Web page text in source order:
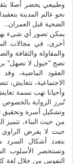
وطبيعي يحضر أصلا
نحو عالم المدينة
الضحية قبل العمران..
يمكن تصور أي شيء يهم
أخرى، في مجالات
والمقاولة والثقافة
تضج "خيول لا تصهل"
العقود الماضية،
الاجتماعية، تتعايش،
وأحيانا تهب نسمة
تُبرز الرواية بالخصوص
وتشكيل أسرة وتحقيق
من حيث البناء، تتميز
حيث لا يفرض الراوي
بتعدد أشكال السرد
وتستحضر الأسلوب
النفوس من خلال لغة